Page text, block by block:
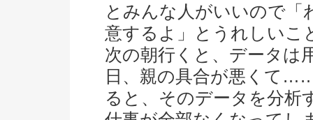
とみんな人がいいので「
意するよ」とうれしいこ
次の朝行くと、データは
日、親の具合が悪くて
ると、そのデータを分析